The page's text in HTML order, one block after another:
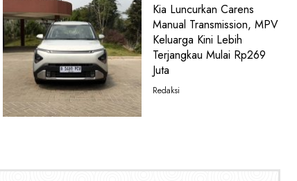
Kia Luncurkan Carens
Manual Transmission, MPV
Keluarga Kini Lebih
Terjangkau Mulai Rp269
Juta
Redaksi